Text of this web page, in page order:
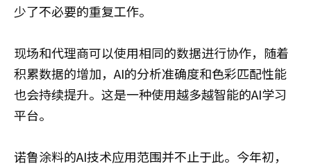
少了不必要的重复工作。
现场和代理商可以使用相同的数据进行协作，随着
积累数据的增加，AI的分析准确度和色彩匹配性能
也会持续提升。这是一种使用越多越智能的AI学习
平台。
诺鲁涂料的AI技术应用范围并不止于此。今年初，